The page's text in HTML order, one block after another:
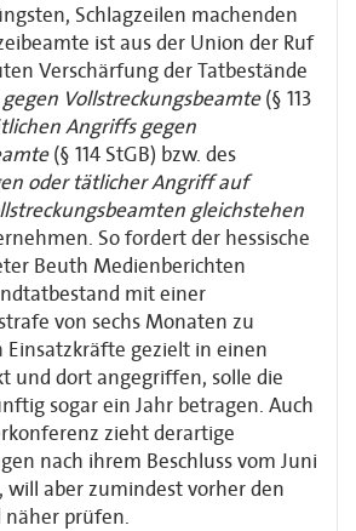
Schlagzeilen machenden
ist aus der Union der Ruf
Verschärfung der Tatbestände
Vollstreckungsbeamte(§ 113
Angriffs gegen
(§ 114 StGB) bzw. des
oder tätlicher Angriff auf
gleichstehen
So fordert der hessische
Beuth Medienberichten
mit einer
von sechs Monaten zu
Einsatzkräfte gezielt in einen
und dort angegriffen, solle die
sogar ein Jahr betragen. Auch
zieht derartige
nach ihrem Beschluss vom Juni
will aber zumindest vorher den
näher prüfen.